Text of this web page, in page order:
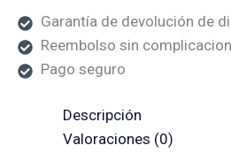
Garantía de devolución de
Reembolso sin
Pago seguro
Descripción
Valoraciones (0)